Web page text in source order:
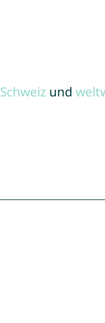
Schweiz und